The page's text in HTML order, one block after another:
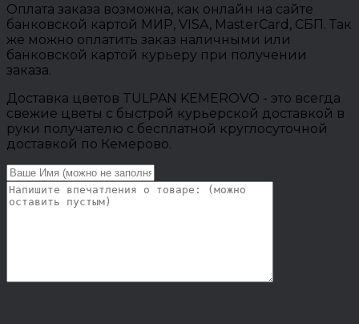
Оплата заказа возможна, как онлайн на сайте
банковской картой МИР, VISA, MasterCard, СБП. Так
же можно оплатить заказ наличными или
банковской картой курьеру при получении
заказа.
Доставка цветов TULPAN KEMEROVO - это всегда
свежие цветы с быстрой курьерской доставкой в
руки получателю с бесплатной круглосуточной
доставкой по Кемерово.